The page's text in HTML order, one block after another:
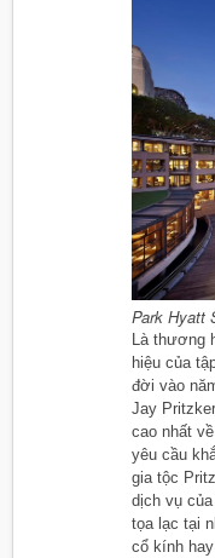
Park Hyatt
Là thương
hiệu của
đời vào
Jay
cao nhất
yêu cầu
gia tộc
dịch vụ
tọa lạc tại
cổ kính